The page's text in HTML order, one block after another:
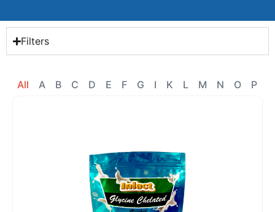
Filters
A B C D E F G I K L M N O P
All